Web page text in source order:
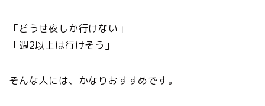
「どうせ夜しか行けない」
「週2以上は行けそう」
そんな人には、かなりおすすめです。